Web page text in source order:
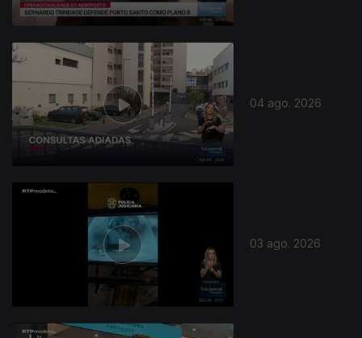
04 ago. 2026
03 ago. 2026